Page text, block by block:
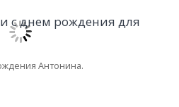
Антонина.